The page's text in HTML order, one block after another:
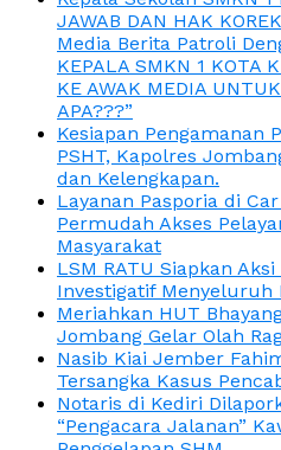
JAWAB DAN HAK
Media Berita Patroli
KEPALA SMKN 1 KOTA
KE AWAK MEDIA
APA???”
Kesiapan Pengamanan
PSHT, Kapolres
dan Kelengkapan.
Layanan Pasporia di
Permudah Akses
Masyarakat
LSM RATU Siapkan
Investigatif Menyeluruh
Meriahkan HUT
Jombang Gelar Olah
Nasib Kiai Jember
Tersangka Kasus
Notaris di Kediri
“Pengacara Jalanan”